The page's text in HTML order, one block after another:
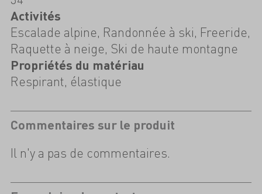
Activités
Escalade alpine, Randonnée à ski, Freeride,
Raquette à neige, Ski de haute montagne
Propriétés du matériau
Respirant, élastique
Commentaires sur le produit
Il n'y a pas de commentaires.